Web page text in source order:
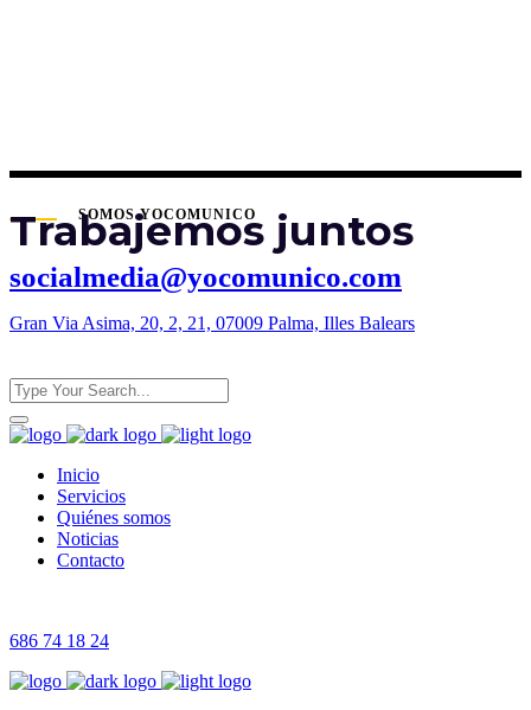
SOMOS YOCOMUNICO
Trabajemos juntos
socialmedia@yocomunico.com
Gran Via Asima, 20, 2, 21, 07009 Palma, Illes Balears
Inicio
Servicios
Quiénes somos
Noticias
Contacto
686 74 18 24